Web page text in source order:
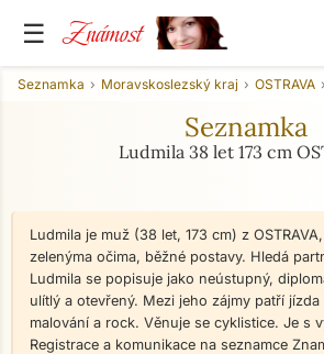
☰ Známost
Seznamka Moravskoslezský kraj OSTRAVA
Seznamka
Ludmila 38 let 173 cm
Ludmila je muž (38 let, 173 cm) z
zelenýma očima, běžné postavy. Hledá
Ludmila se popisuje jako neústupný,
ulítlý a otevřený. Mezi jeho zájmy patří
malování a rock. Věnuje se cyklistice. Je s
Registrace a komunikace na seznamce